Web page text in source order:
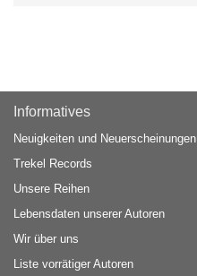
Informatives
Neuigkeiten und Neuerscheinungen
Trekel Records
Unsere Reihen
Lebensdaten unserer Autoren
Wir über uns
Liste vorrätiger Autoren